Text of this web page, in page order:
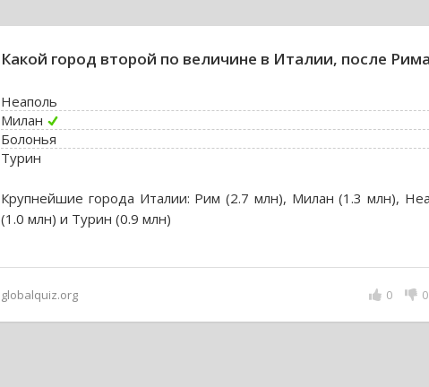
Какой город второй по величине в Италии, после
Неаполь
Милан
Болонья
Турин
Крупнейшие города Италии: Рим (2.7 млн), Милан (1.3 млн),
(1.0 млн) и Турин (0.9 млн)
globalquiz.org 0
0